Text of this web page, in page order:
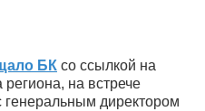
БК со ссылкой на
региона, на встрече
генеральным директором